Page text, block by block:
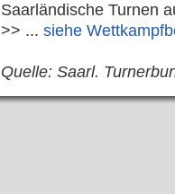
Saarländische Turnen
>> ... siehe
Quelle: Saarl.